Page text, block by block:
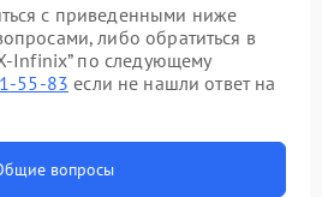
с приведенными ниже
либо обратиться в
Infinix” по следующему
55-83 если не нашли ответ на
вопросы